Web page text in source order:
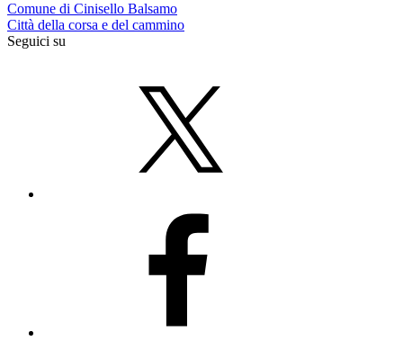
Comune di Cinisello Balsamo
Città della corsa e del cammino
Seguici su